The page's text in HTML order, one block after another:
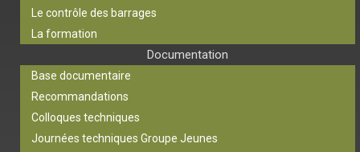
Le contrôle des barrages
La formation
Documentation
Base documentaire
Recommandations
Colloques techniques
Journées techniques Groupe Jeunes